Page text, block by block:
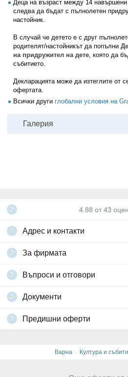
Деца на възраст между 14
следва да бъдат с пълнолетен
настойник.
В случай че детето е с друг
родителят/настойникът да попълни
на придружител на дете, която да
събитието.
Декларацията може да изтеглите от
офертата.
Всички други глобални условия на
Галерия
4.88 от 43
Адрес и контакти
За фирмата
Въпроси и отговори
Документи
Предишни оферти
Варна · Култура и